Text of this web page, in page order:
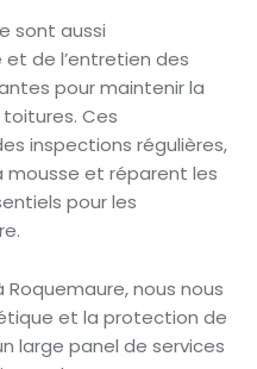
sont aussi
de l’entretien des
pour maintenir la
Ces
inspections régulières,
et réparent les
pour les
nous nous
et la protection de
large panel de services